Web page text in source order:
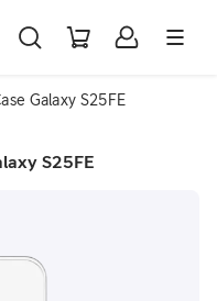
Galaxy S25FE
S25FE